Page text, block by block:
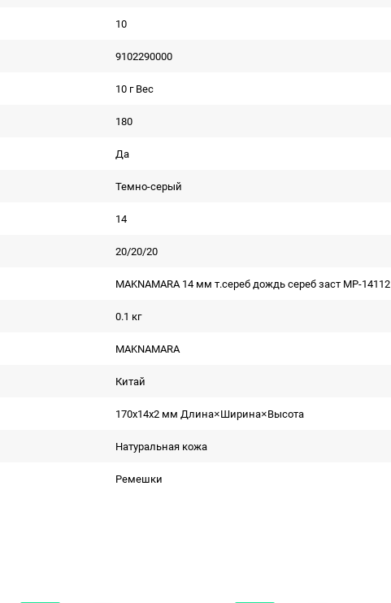
10
9102290000
10 г Вес
180
Да
Темно-серый
14
20/20/20
MAKNAMARA 14 мм т.сереб дождь сереб заст MP-14112
0.1 кг
MAKNAMARA
Китай
170x14x2 мм Длина×Ширина×Высота
Натуральная кожа
Ремешки